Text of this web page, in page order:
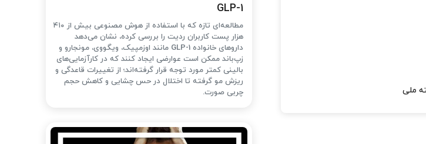
GLP-1
مطالعه‌ای تازه که با استفاده از هوش مصنوعی بیش از ۴۱۰
هزار پست کاربران ردیت را بررسی کرده، نشان می‌دهد
داروهای خانواده GLP-1 مانند اوزمپیک، ویگووی، مونجارو و
زپ‌باند ممکن است عوارضی ایجاد کنند که در کارآزمایی‌های
بالینی کمتر مورد توجه قرار گرفته‌اند؛ از تغییرات قاعدگی و
ریزش مو گرفته تا اختلال در حس چشایی و کاهش حجم
چربی صورت.